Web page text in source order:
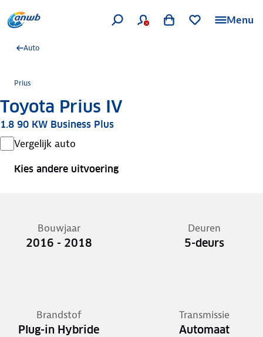
Menu
Auto
Prius
Toyota Prius IV
1.8 90 KW Business Plus
Vergelijk auto
Kies andere uitvoering
Bouwjaar
2016 - 2018
Deuren
5-deurs
Brandstof
Plug-in Hybride
Transmissie
Automaat